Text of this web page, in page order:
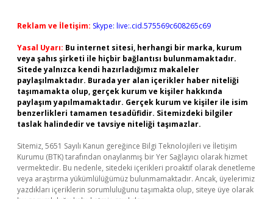
Reklam ve İletişim: Skype: live:.cid.575569c608265c69
Yasal Uyarı: Bu internet sitesi, herhangi bir marka, kurum
veya şahıs şirketi ile hiçbir bağlantısı bulunmamaktadır.
Sitede yalnızca kendi hazırladığımız makaleler
paylaşılmaktadır. Burada yer alan içerikler haber niteliği
taşımamakta olup, gerçek kurum ve kişiler hakkında
paylaşım yapılmamaktadır. Gerçek kurum ve kişiler ile isim
benzerlikleri tamamen tesadüfidir. Sitemizdeki bilgiler
taslak halindedir ve tavsiye niteliği taşımazlar.
Sitemiz, 5651 Sayılı Kanun gereğince Bilgi Teknolojileri ve İletişim
Kurumu (BTK) tarafından onaylanmış bir Yer Sağlayıcı olarak hizmet
vermektedir. Bu nedenle, sitedeki içerikleri proaktif olarak denetleme
veya araştırma yükümlülüğümüz bulunmamaktadır. Ancak, üyelerimiz
yazdıkları içeriklerin sorumluluğunu taşımakta olup, siteye üye olarak